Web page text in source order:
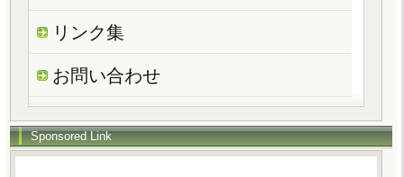
リンク集
お問い合わせ
Sponsored Link